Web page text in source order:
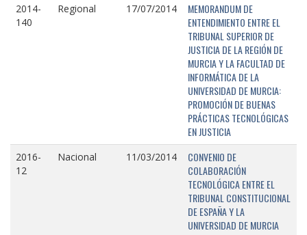
2014-
140
Regional 17/07/2014
MEMORANDUM DE
ENTENDIMIENTO ENTRE EL
TRIBUNAL SUPERIOR DE
JUSTICIA DE LA REGIÓN DE
MURCIA Y LA FACULTAD DE
INFORMÁTICA DE LA
UNIVERSIDAD DE MURCIA:
PROMOCIÓN DE BUENAS
PRÁCTICAS TECNOLÓGICAS
EN JUSTICIA
2016-
12
Nacional 11/03/2014
CONVENIO DE
COLABORACIÓN
TECNOLÓGICA ENTRE EL
TRIBUNAL CONSTITUCIONAL
DE ESPAÑA Y LA
UNIVERSIDAD DE MURCIA